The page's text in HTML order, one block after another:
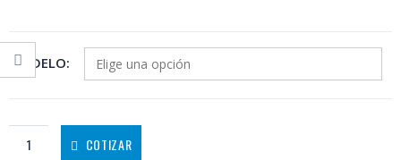
MODELO
COTIZAR